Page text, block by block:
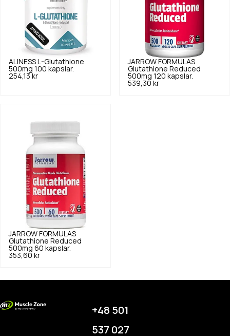
ALINESS L-Glutathione
500mg 100 kapslar.
254,13 kr
JARROW FORMULAS
Glutathione Reduced
500mg 120 kapslar.
539,30 kr
JARROW FORMULAS
Glutathione Reduced
500mg 60 kapslar.
353,60 kr
+48 501
537 027